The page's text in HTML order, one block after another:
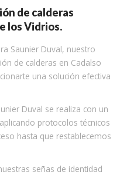
de calderas
los Vidrios.
Saunier Duval, nuestro
de calderas en Cadalso
una solución efectiva
Duval se realiza con un
protocolos técnicos
hasta que restablecemos
señas de identidad